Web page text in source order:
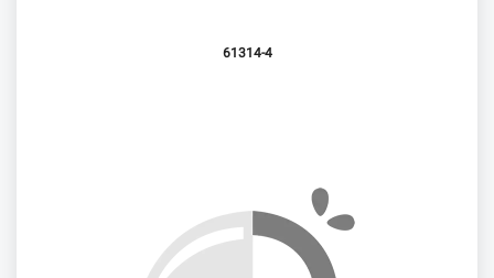
61314-4